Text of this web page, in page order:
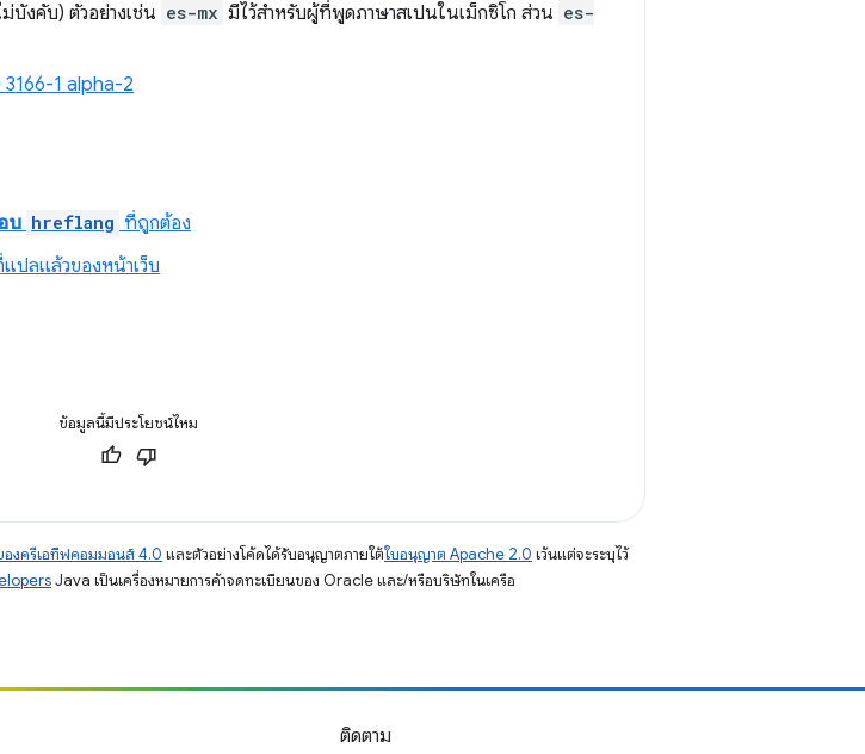
บังคับ) ตัวอย่างเช่น es-mx มีไว้สำหรับผู้ที่พูดภาษาสเปนในเม็กซิโก ส่วน es-
1 alpha-2
บ hreflang ที่ถูกต้อง
ปลแล้วของหน้าเว็บ
ข้อมูลนี้มีประโยชน์ไหม
งครีเอทีฟคอมมอนส์ 4.0 และตัวอย่างโค้ดได้รับอนุญาตภายใต้ใบอนุญาต Apache 2.0 เว้นแต่จะระบุไว้
Java เป็นเครื่องหมายการค้าจดทะเบียนของ Oracle และ/หรือบริษัทในเครือ
ติดตาม